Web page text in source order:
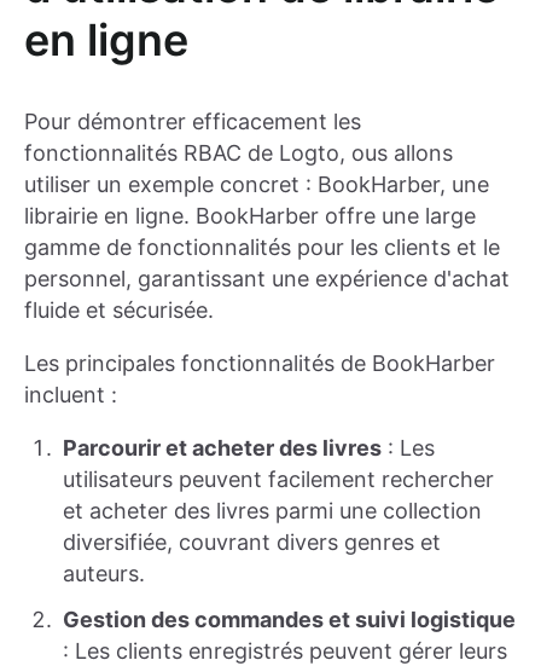
en ligne
Pour démontrer efficacement les
fonctionnalités RBAC de Logto, ous allons
utiliser un exemple concret : BookHarber, une
librairie en ligne. BookHarber offre une large
gamme de fonctionnalités pour les clients et le
personnel, garantissant une expérience d'achat
fluide et sécurisée.
Les principales fonctionnalités de BookHarber
incluent :
Parcourir et acheter des livres : Les
utilisateurs peuvent facilement rechercher
et acheter des livres parmi une collection
diversifiée, couvrant divers genres et
auteurs.
Gestion des commandes et suivi logistique
: Les clients enregistrés peuvent gérer leurs